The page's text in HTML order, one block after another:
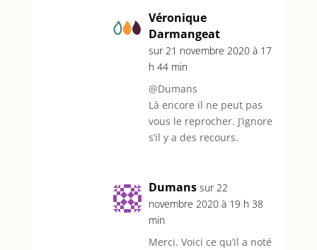
Véronique
Darmangeat
sur 21 novembre 2020 à 17
h 44 min
@Dumans
Là encore il ne peut pas
vous le reprocher. J’ignore
s’il y a des recours.
Dumans sur 22
novembre 2020 à 19 h 38
min
Merci. Voici ce qu’il a noté